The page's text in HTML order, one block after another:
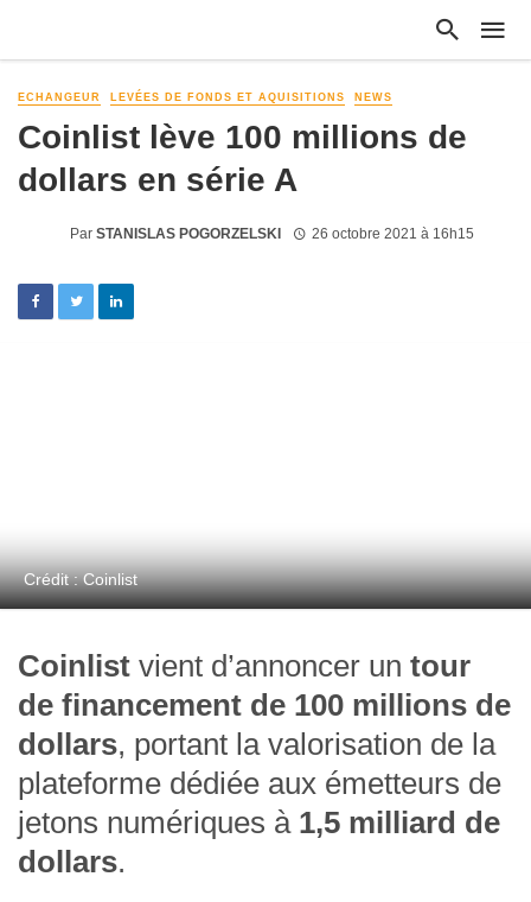
ECHANGEUR LEVÉES DE FONDS ET AQUISITIONS NEWS
Coinlist lève 100 millions de
dollars en série A
Par STANISLAS POGORZELSKI 26 octobre 2021 à 16h15
Crédit : Coinlist
Coinlist vient d’annoncer un tour
de financement de 100 millions de
dollars, portant la valorisation de la
plateforme dédiée aux émetteurs de
jetons numériques à 1,5 milliard de
dollars.